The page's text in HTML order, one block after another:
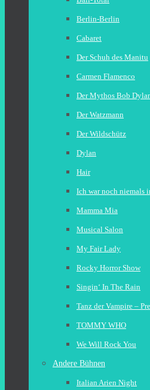
Berlin-Berlin
Cabaret
Der Schuh des Manitu
Carmen Flamenco
Der Mythos Bob
Der Watzmann
Der Wildschütz
Dylan
Hair
Ich war noch niemals
Mamma Mia
Musical Salon
My Fair Lady
Rocky Horror Show
Singin‘ In The Rain
Tanz der Vampire –
TOMMY WHO
We Will Rock You
Andere Bühnen
Italian Arien Night